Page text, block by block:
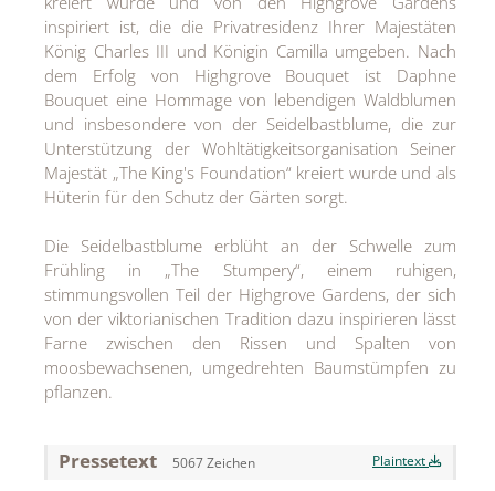
MEDIA
ÜBER
KONTAKT
inspiriert ist, die die Privatresidenz Ihrer Majestäten
König Charles III und Königin Camilla umgeben. Nach
dem Erfolg von Highgrove Bouquet ist Daphne
Bouquet eine Hommage von lebendigen Waldblumen
und insbesondere von der Seidelbastblume, die zur
Unterstützung der Wohltätigkeitsorganisation Seiner
Majestät „The King's Foundation“ kreiert wurde und als
Hüterin für den Schutz der Gärten sorgt.
Die Seidelbastblume erblüht an der Schwelle zum
Frühling in „The Stumpery“, einem ruhigen,
stimmungsvollen Teil der Highgrove Gardens, der sich
von der viktorianischen Tradition dazu inspirieren lässt
Farne zwischen den Rissen und Spalten von
moosbewachsenen, umgedrehten Baumstümpfen zu
pflanzen.
Pressetext 5067 Zeichen Plaintext